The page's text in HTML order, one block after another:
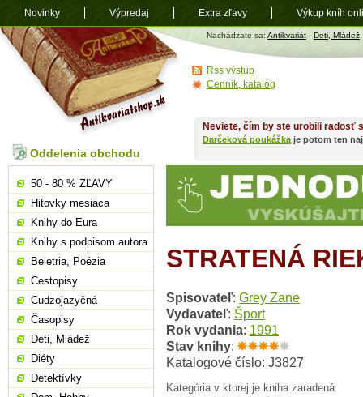
Antikvariát
shop.sk
Nachádzate sa: Antikvariát - Deti, Mládež
STRATENÁ
Spisovateľ: Grey Zane
Vydavateľ: Šport
Rok vydania: 1991
Stav knihy:
Katalogové číslo: J3827
Kategória v ktorej je kniha zaradená:
Neviete, čím by ste urobili radosť
Darčeková poukážka je potom ten
Oddelenia obchodu
50 - 80 % ZĽAVY
Hitovky mesiaca
Knihy do Eura
Knihy s podpisom autora
Beletria, Poézia
Cestopisy
Cudzojazyčná
Časopisy
Deti, Mládež
Diéty
Detektívky
Rss výstup
Cenník, katalóg
Novinky Výpredaj Extra zľavy Výkup kníh